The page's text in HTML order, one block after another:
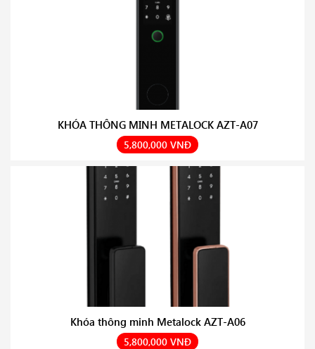
KHÓA THÔNG MINH METALOCK AZT-A07
5,800,000 VNĐ
Khóa thông minh Metalock AZT-A06
5,800,000 VNĐ